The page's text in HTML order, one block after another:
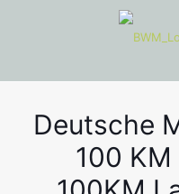
Deutsche
100